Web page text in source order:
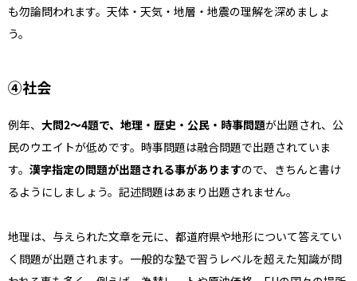
も勿論問われます。天体・天気・地層・地震の理解を深めましょ
う。
④社会
例年、 大問2〜4題で、地理・歴史・公民・時事問題が出題され、公
民のウエイトが低めです。時事問題は融合問題で出題されていま
す。 漢字指定の問題が出題される事がありますので、きちんと書け
るようにしましょう。記述問題はあまり出題されません。
地理は、与えられた文章を元に、都道府県や地形について答えてい
く問題が出題されます。一般的な塾で習うレベルを超えた知識が問